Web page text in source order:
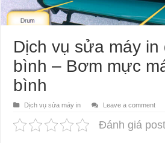
Dịch vụ sửa máy in
bình – Bơm mực
bình
Dịch vụ sửa máy in Leave a comment
Đánh giá post